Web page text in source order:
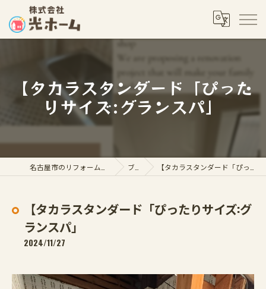
【タカラスタンダード「ぴった
りサイズ:グランスパ」
ブログ 【タカラスタンダード「ぴったりサイズ:グランスパ」
【タカラスタンダード「ぴったりサイズ:グ
ランスパ」
2024/11/27